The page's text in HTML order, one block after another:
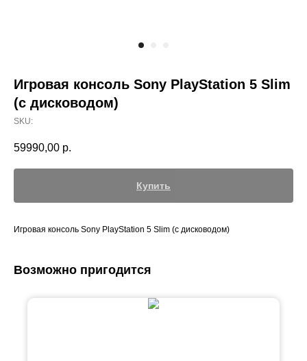
Игровая консоль Sony PlayStation 5 Slim
(c дисководом)
SKU:
59990,00 р.
Купить
Игровая консоль Sony PlayStation 5 Slim (c дисководом)
Возможно пригодится